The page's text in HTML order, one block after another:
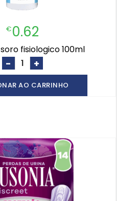
€0.62
soro fisiologico 100ml
- +
AO CARRINHO